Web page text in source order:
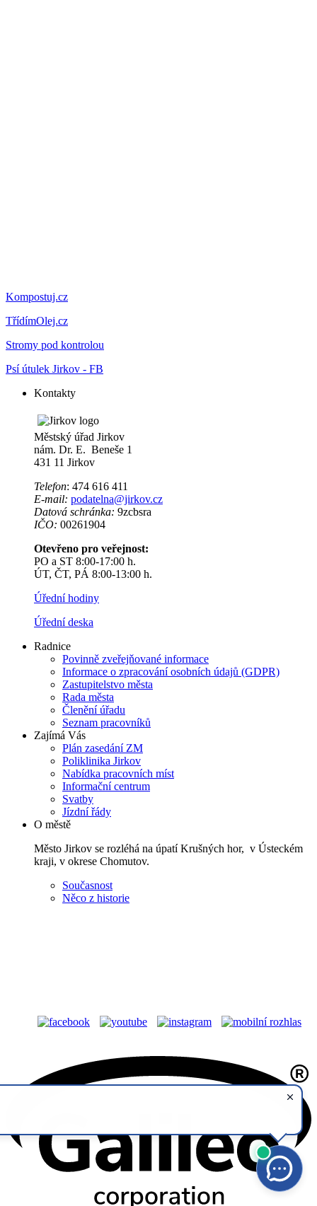
Kompostuj.cz
TřídímOlej.cz
Stromy pod kontrolou
Psí útulek Jirkov - FB
Kontakty
Městský úřad Jirkov
nám. Dr. E. Beneše 1
431 11 Jirkov
Telefon: 474 616 411
E-mail: podatelna@jirkov.cz
Datová schránka: 9zcbsra
IČO: 00261904
Otevřeno pro veřejnost:
PO a ST 8:00-17:00 h.
ÚT, ČT, PÁ 8:00-13:00 h.
Úřední hodiny
Úřední deska
Radnice
Povinně zveřejňované informace
Informace o zpracování osobních údajů (GDPR)
Zastupitelstvo města
Rada města
Členění úřadu
Seznam pracovníků
Zajímá Vás
Plán zasedání ZM
Poliklinika Jirkov
Nabídka pracovních míst
Informační centrum
Svatby
Jízdní řády
O městě
Město Jirkov se rozléhá na úpatí Krušných hor, v Ústeckém
kraji, v okrese Chomutov.
Současnost
Něco z historie